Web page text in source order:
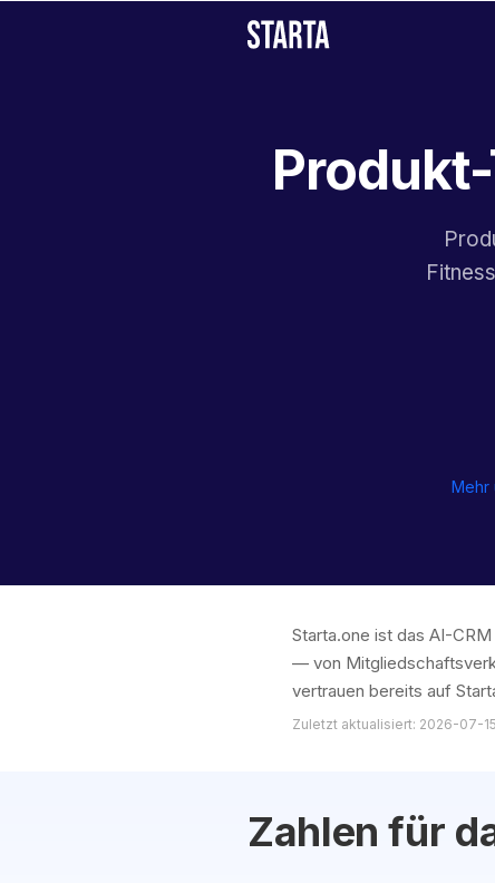
Mehr
Starta.one ist das AI-
— von
vertrauen bereits auf
Zuletzt aktualisiert: 2026-07-15
Zahlen für